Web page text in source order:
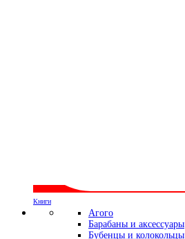
Книги
Агого
Барабаны и аксессуары
Бубенцы и колокольцы